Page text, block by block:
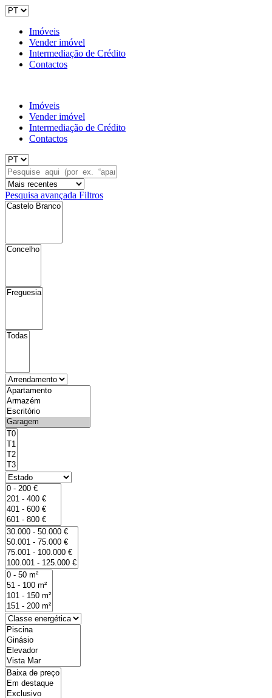
Imóveis
Vender imóvel
Intermediação de Crédito
Contactos
Imóveis
Vender imóvel
Intermediação de Crédito
Contactos
Pesquisa avançada Filtros